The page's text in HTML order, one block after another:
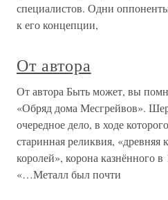
специалистов. Одни
к его концепции,
От автора
От автора Быть может, вы
«Обряд дома Месгрейвов».
очередное дело, в ходе
старинная реликвия, «древняя
королей», корона казнённого
«…Металл был почти